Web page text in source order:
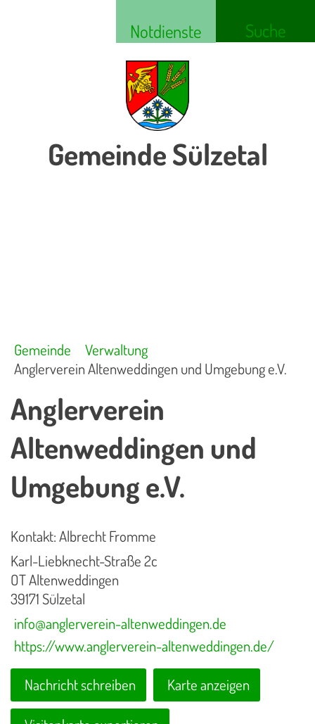
Notdienste Suche
Gemeinde Sülzetal
Gemeinde
Verwaltung
Anglerverein Altenweddingen und Umgebung e.V.
Anglerverein
Altenweddingen und
Umgebung e.V.
Kontakt: Albrecht Fromme
Karl-Liebknecht-Straße 2c
OT Altenweddingen
39171 Sülzetal
info@anglerverein-altenweddingen.de
https://www.anglerverein-altenweddingen.de/
Nachricht schreiben Karte anzeigen